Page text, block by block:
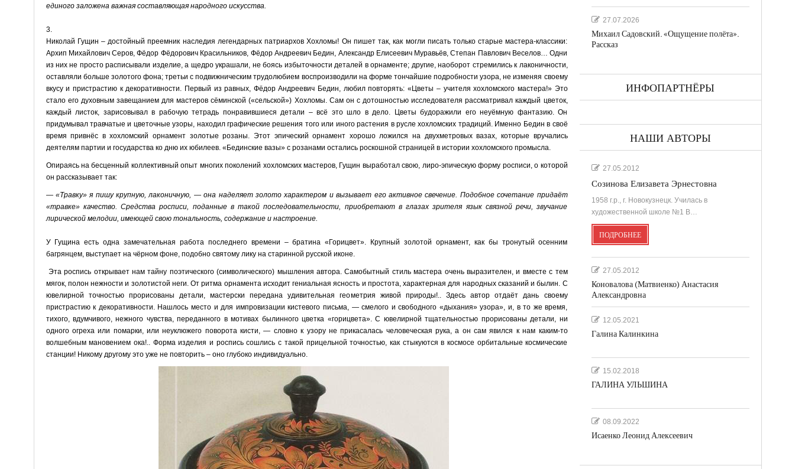
единого заложена важная составляющая народного искусства.
3.
Николай Гущин – достойный преемник наследия легендарных патриархов Хохломы! Он пишет так, как могли писать только старые мастера-классики:
Архип Михайлович Серов, Фёдор Фёдорович Красильников, Фёдор Андреевич Бедин, Александр Елисеевич Муравьёв, Степан Павлович Веселов… Одни
из них не просто расписывали изделие, а щедро украшали, не боясь избыточности деталей в орнаменте; другие, наоборот стремились к лаконичности,
оставляли больше золотого фона; третьи с подвижническим трудолюбием воспроизводили на форме тончайшие подробности узора, не изменяя своему
вкусу и пристрастию к декоративности. Первый из равных, Фёдор Андреевич Бедин, любил повторять: «Цветы – учителя хохломского мастера!» Это
стало его духовным завещанием для мастеров сёминской («сельской») Хохломы. Сам он с дотошностью исследователя рассматривал каждый цветок,
каждый листок, зарисовывал в рабочую тетрадь понравившиеся детали – всё это шло в дело. Цветы будоражили его неуёмную фантазию. Он
придумывал травчатые и цветочные узоры, находил графические решения того или иного растения в русле хохломских традиций. Именно Бедин в своё
время привнёс в хохломский орнамент золотые розаны. Этот эпический орнамент хорошо ложился на двухметровых вазах, которые вручались
деятелям партии и государства ко дню их юбилеев. «Бединские вазы» с розанами остались роскошной страницей в истории хохломского промысла.
Опираясь на бесценный коллективный опыт многих поколений хохломских мастеров, Гущин выработал свою, лиро-эпическую форму росписи, о которой
он рассказывает так:
— «Травку» я пишу крупную, лаконичную, — она наделяет золото характером и вызывает его активное свечение. Подобное сочетание придаёт
«травке» качество. Средства росписи, поданные в такой последовательности, приобретают в глазах зрителя язык связной речи, звучание
лирической мелодии, имеющей свою тональность, содержание и настроение.
У Гущина есть одна замечательная работа последнего времени – братина «Горицвет». Крупный золотой орнамент, как бы тронутый осенним
багрянцем, выступает на чёрном фоне, подобно святому лику на старинной русской иконе.
Эта роспись открывает нам тайну поэтического (символического) мышления автора. Самобытный стиль мастера очень выразителен, и вместе с тем
мягок, полон нежности и золотистой неги. От ритма орнамента исходит гениальная ясность и простота, характерная для народных сказаний и былин. С
ювелирной точностью прорисованы детали, мастерски передана удивительная геометрия живой природы!.. Здесь автор отдаёт дань своему
пристрастию к декоративности. Нашлось место и для импровизации кистевого письма, — смелого и свободного «дыхания» узора», и, в то же время,
тихого, вдумчивого, нежного чувства, переданного в мотивах былинного цветка «горицвета». С ювелирной тщательностью прорисованы детали, ни
одного огреха или помарки, или неуклюжего поворота кисти, — словно к узору не прикасалась человеческая рука, а он сам явился к нам каким-то
волшебным мановением ока!.. Форма изделия и роспись сошлись с такой прицельной точностью, как стыкуются в космосе орбитальные космические
станции! Никому другому это уже не повторить – оно глубоко индивидуально.
27.07.2026
Михаил Садовский. «Ощущение полёта».
Рассказ
ИНФОПАРТНЁРЫ
НАШИ АВТОРЫ
27.05.2012
Созинова Елизавета Эрнестовна
1958 г.р., г. Новокузнецк. Училась в
художественной школе №1 В…
ПОДРОБНЕЕ
27.05.2012
Коновалова (Матвиенко) Анастасия
Александровна
12.05.2021
Галина Калинкина
15.02.2018
ГАЛИНА УЛЬШИНА
08.09.2022
Исаенко Леонид Алексеевич